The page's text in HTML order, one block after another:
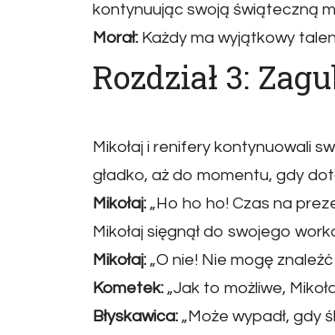
kontynuując swoją świąteczną
Morał: Każdy ma wyjątkowy
Rozdział 3:
Mikołaj i renifery kontynuowali
gładko, aż do momentu, gdy
Mikołaj: „Ho ho ho! Czas na
Mikołaj sięgnął do swojego
Mikołaj: „O nie! Nie mogę
Kometek: „Jak to możliwe,
Błyskawica: „Może wypadł, gdy